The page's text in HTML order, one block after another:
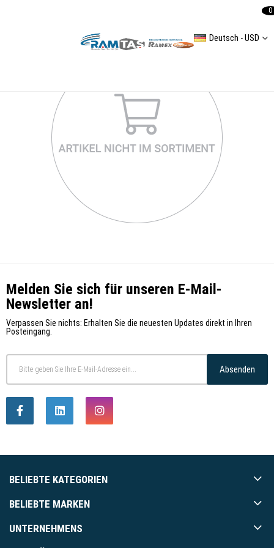
Deutsch - USD
0
Melden Sie sich für unseren E-Mail-
Newsletter an!
Verpassen Sie nichts: Erhalten Sie die neuesten Updates direkt in Ihren
Posteingang.
Absenden
BELIEBTE KATEGORIEN
BELIEBTE MARKEN
UNTERNEHMENS